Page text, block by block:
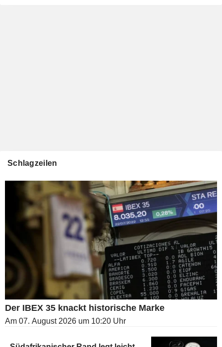
Schlagzeilen
Der IBEX 35 knackt historische Marke
Am 07. August 2026 um 10:20 Uhr